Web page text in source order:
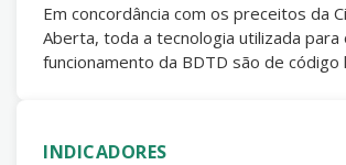
Em concordância com os preceitos da
Aberta, toda a tecnologia utilizada para
funcionamento da BDTD são de código
INDICADORES